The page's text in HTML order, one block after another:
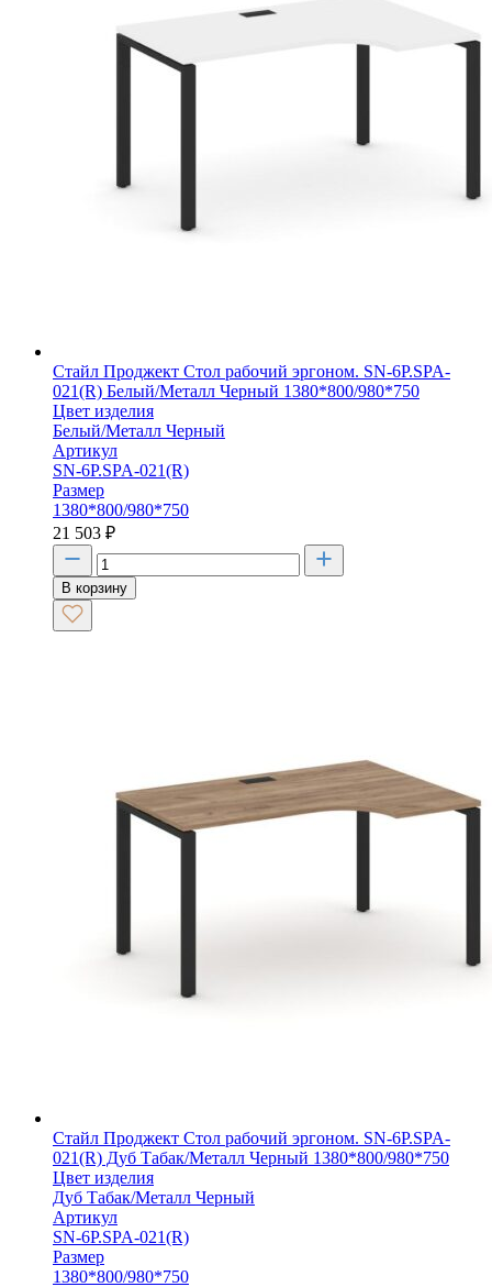
Стайл Проджект Стол рабочий эргоном. SN-6P.SPA-
021(R) Белый/Металл Черный 1380*800/980*750
Цвет изделия
Белый/Металл Черный
Артикул
SN-6P.SPA-021(R)
Размер
1380*800/980*750
21 503 ₽
В корзину
Стайл Проджект Стол рабочий эргоном. SN-6P.SPA-
021(R) Дуб Табак/Металл Черный 1380*800/980*750
Цвет изделия
Дуб Табак/Металл Черный
Артикул
SN-6P.SPA-021(R)
Размер
1380*800/980*750